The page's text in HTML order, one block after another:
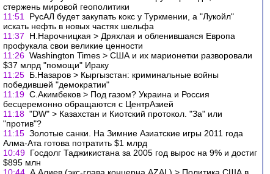
стержень мировой геополитики
11:51
РусАЛ будет закупать кокс у Туркмении, а "Лукойл"
искать нефть в новых частях шельфа
11:37
Н.Нарочницкая > Дряхлая и обленившаяся Европа
профукала свои великие ценности
11:26 Washington Times > США и их марионетки разворовали
$37 млрд "помощи" Ираку
11:25 Б.Назаров > Кыргызстан: криминальные войны
победившей "демократии"
11:19 С.Акимбеков > Под газом? Украина и Россия
бесцеремонно обращаются с ЦентрАзией
11:18 "DW" > Казахстан и Киотский протокол. "За" или
"против"?
11:15 Золотые санки. На Зимние Азиатские игры 2011 года
Алма-Ата готова потратить $1 млрд
10:49 Госдолг Таджикистана за 2005 год вырос на 9% и достиг
$895 млн